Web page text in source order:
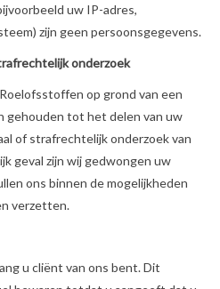
uw IP-adres,
zijn geen persoonsgegevens.
onderzoek
op grond van een
tot het delen van uw
of strafrechtelijk onderzoek van
geval zijn wij gedwongen uw
ons binnen de mogelijkheden
verzetten.
u cliënt van ons bent. Dit